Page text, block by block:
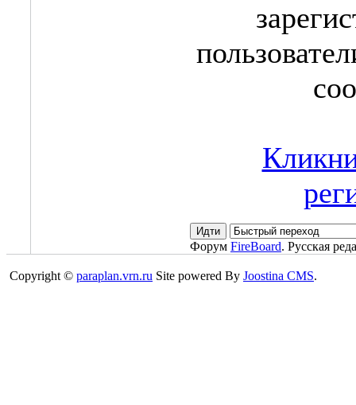
Форум FireBoard. Русская
Copyright © paraplan.vrn.ru Site powered By Joostina CMS.